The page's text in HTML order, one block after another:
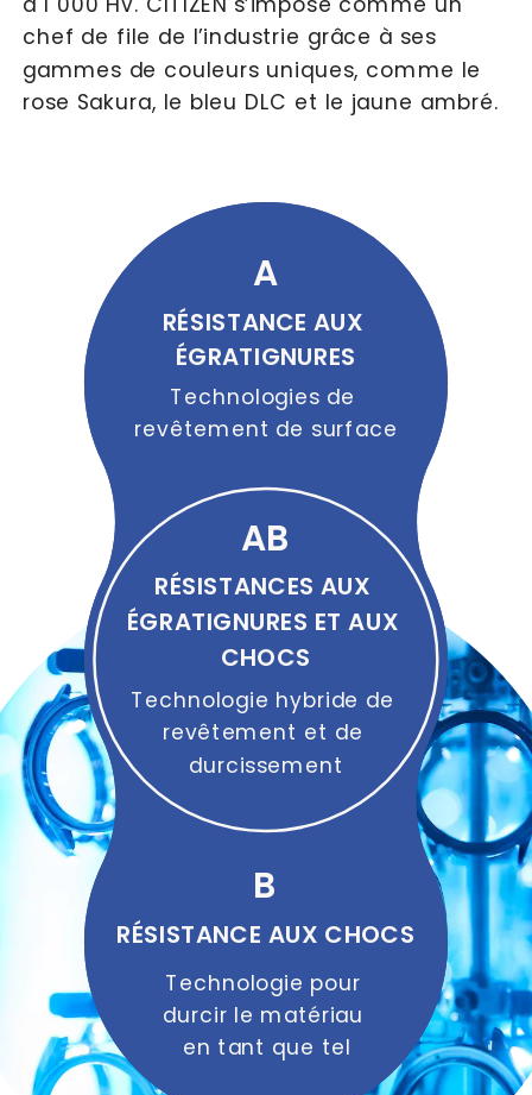
Technologie pour
durcir le matériau
en tant que tel
RÉSISTANCE AUX CHOCS
B
Technologie hybride de
revêtement et de
durcissement
RÉSISTANCES AUX
ÉGRATIGNURES ET AUX
CHOCS
AB
Technologies de
revêtement de surface
RÉSISTANCE AUX
ÉGRATIGNURES
A
chef de file de l’industrie grâce à ses
gammes de couleurs uniques, comme le
rose Sakura, le bleu DLC et le jaune ambré.